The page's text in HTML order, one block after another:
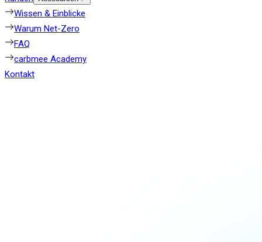
Wissen & Einblicke
Warum Net-Zero
FAQ
carbmee Academy
Kontakt